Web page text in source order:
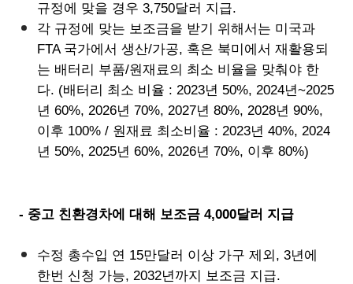
규정에 맞을 경우 3,750달러 지급.
각 규정에 맞는 보조금을 받기 위해서는 미국과
FTA 국가에서 생산/가공, 혹은 북미에서 재활용되
는 배터리 부품/원재료의 최소 비율을 맞춰야 한
다. (배터리 최소 비율 : 2023년 50%, 2024년~2025
년 60%, 2026년 70%, 2027년 80%, 2028년 90%,
이후 100% / 원재료 최소비율 : 2023년 40%, 2024
년 50%, 2025년 60%, 2026년 70%, 이후 80%)
- 중고 친환경차에 대해 보조금 4,000달러 지급
수정 총수입 연 15만달러 이상 가구 제외, 3년에
한번 신청 가능, 2032년까지 보조금 지급.